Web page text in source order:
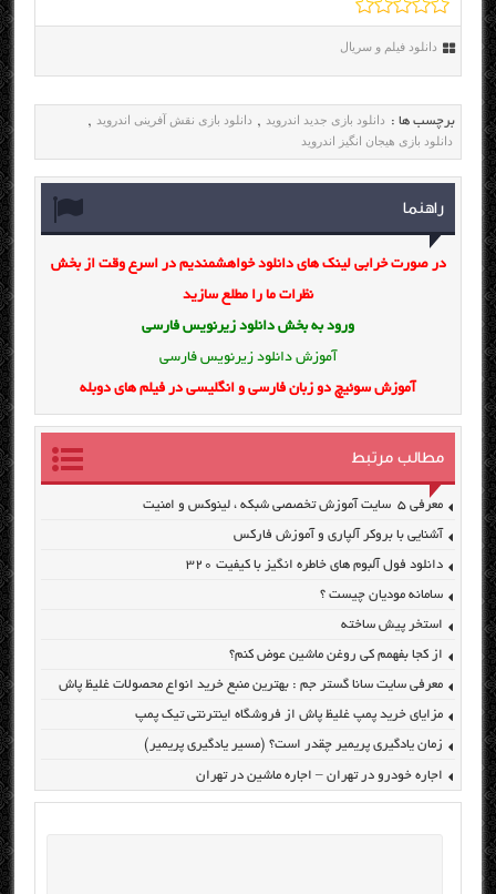
دانلود فیلم و سریال
برچسب ها : دانلود بازی جدید اندروید , دانلود بازی نقش آفرینی اندروید ,
دانلود بازی هیجان انگیز اندروید
راهنما
در صورت خرابی لینک های دانلود خواهشمندیم در اسرع وقت از بخش
نظرات ما را مطلع سازید
ورود به بخش دانلود زیرنویس فارسی
آموزش دانلود زیرنویس فارسی
آموزش سوئیچ دو زبان فارسی و انگلیسی در فیلم های دوبله
مطالب مرتبط
معرفی ۵ سایت آموزش تخصصی شبکه ، لینوکس و امنیت
آشنایی با بروکر آلپاری و آموزش فارکس
دانلود فول آلبوم های خاطره انگیز با کیفیت ۳۲۰
سامانه مودیان چیست ؟
استخر پیش ساخته
از کجا بفهمم کی روغن ماشین عوض کنم؟
معرفی سایت سانا گستر جم : بهترین منبع خرید انواع محصولات غلیظ پاش
مزایای خرید پمپ غلیظ پاش از فروشگاه اینترنتی تیک پمپ
زمان یادگیری پریمیر چقدر است؟ (مسیر یادگیری پریمیر)
اجاره خودرو در تهران – اجاره ماشین در تهران